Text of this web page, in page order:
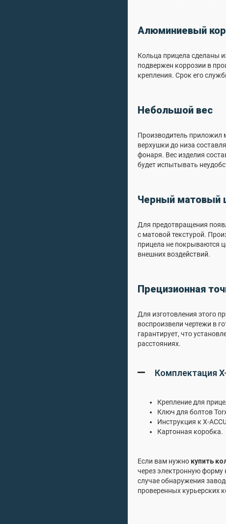
Алюминиевый
Кольца прицела сделаны
подвержен коррозии в
крепления. Срок его
Небольшой вес
Производитель приложил
верхушки до низа
фонаря. Вес изделия
будет испытывать
Черный матовый
Для предотвращения
с матовой текстурой.
прицела не покрываются
внешних воздействий.
Прецизионная
Для изготовления этого
воспроизвели чертежи в
гарантирует, что
расстояниях.
Комплектация
Крепление для
Ключ для болтов
Инструкция к X-
Картонная коробка.
Если вам нужно купить
через электронную
случае обнаружения
проверенных курьерских